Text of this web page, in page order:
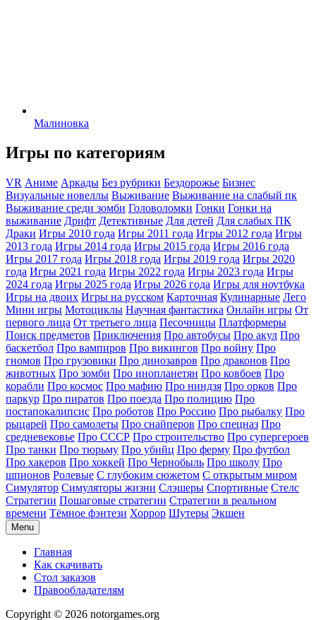
Малиновка
Игры по категориям
VR Аниме Аркады Без рубрики Бездорожье Бизнес
Визуальные новеллы Выживание Выживание на слабый пк
Выживание среди зомби Головоломки Гонки Гонки на
выживание Дрифт Детективные Для детей Для слабых ПК
Драки Игры 2010 года Игры 2011 года Игры 2012 года Игры
2013 года Игры 2014 года Игры 2015 года Игры 2016 года
Игры 2017 года Игры 2018 года Игры 2019 года Игры 2020
года Игры 2021 года Игры 2022 года Игры 2023 года Игры
2024 года Игры 2025 года Игры 2026 года Игры для ноутбука
Игры на двоих Игры на русском Карточная Кулинарные Лего
Мини игры Мотоциклы Научная фантастика Онлайн игры От
первого лица От третьего лица Песочницы Платформеры
Поиск предметов Приключения Про автобусы Про акул Про
баскетбол Про вампиров Про викингов Про войну Про
гномов Про грузовики Про динозавров Про драконов Про
животных Про зомби Про инопланетян Про ковбоев Про
корабли Про космос Про мафию Про ниндзя Про орков Про
паркур Про пиратов Про поезда Про полицию Про
постапокалипсис Про роботов Про Россию Про рыбалку Про
рыцарей Про самолеты Про снайперов Про спецназ Про
средневековье Про СССР Про строительство Про супергероев
Про танки Про тюрьму Про убийц Про ферму Про футбол
Про хакеров Про хоккей Про Чернобыль Про школу Про
шпионов Ролевые С глубоким сюжетом С открытым миром
Симулятор Симуляторы жизни Слэшеры Спортивные Стелс
Стратегии Пошаговые стратегии Стратегии в реальном
времени Тёмное фэнтези Хоррор Шутеры Экшен
Menu
Главная
Как скачивать
Стол заказов
Правообладателям
Copyright © 2026 notorgames.org